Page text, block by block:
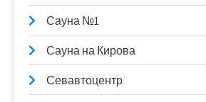
Сауна №1
Сауна на Кирова
Севавтоцентр